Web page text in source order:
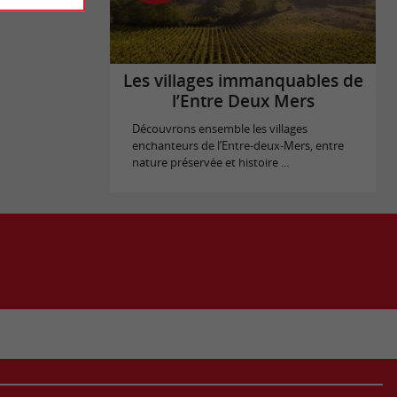
Les villages immanquables de
l’Entre Deux Mers
Découvrons ensemble les villages
enchanteurs de l’Entre-deux-Mers, entre
nature préservée et histoire ...